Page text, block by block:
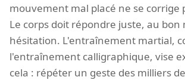
mouvement mal placé ne se corrige
Le corps doit répondre juste, au bon
hésitation. L'entraînement martial,
l'entraînement calligraphique, vise
cela : répéter un geste des milliers